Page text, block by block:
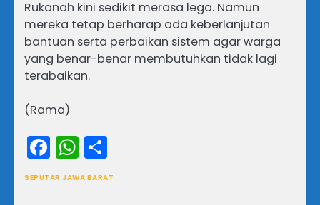
Rukanah kini sedikit merasa lega. Namun
mereka tetap berharap ada keberlanjutan
bantuan serta perbaikan sistem agar warga
yang benar-benar membutuhkan tidak lagi
terabaikan.
(Rama)
Facebook
WhatsApp
SEPUTAR JAWA BARAT